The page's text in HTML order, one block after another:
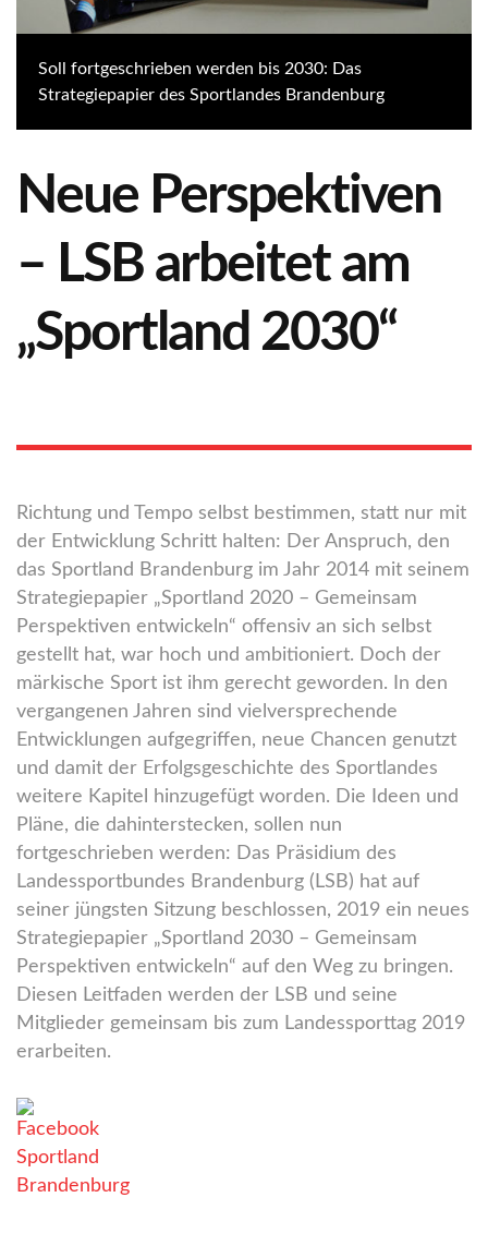
Soll fortgeschrieben werden bis 2030: Das
Strategiepapier des Sportlandes Brandenburg
Neue Perspektiven
– LSB arbeitet am
„Sportland 2030“
Richtung und Tempo selbst bestimmen, statt nur mit
der Entwicklung Schritt halten: Der Anspruch, den
das Sportland Brandenburg im Jahr 2014 mit seinem
Strategiepapier „Sportland 2020 – Gemeinsam
Perspektiven entwickeln“ offensiv an sich selbst
gestellt hat, war hoch und ambitioniert. Doch der
märkische Sport ist ihm gerecht geworden. In den
vergangenen Jahren sind vielversprechende
Entwicklungen aufgegriffen, neue Chancen genutzt
und damit der Erfolgsgeschichte des Sportlandes
weitere Kapitel hinzugefügt worden. Die Ideen und
Pläne, die dahinterstecken, sollen nun
fortgeschrieben werden: Das Präsidium des
Landessportbundes Brandenburg (LSB) hat auf
seiner jüngsten Sitzung beschlossen, 2019 ein neues
Strategiepapier „Sportland 2030 – Gemeinsam
Perspektiven entwickeln“ auf den Weg zu bringen.
Diesen Leitfaden werden der LSB und seine
Mitglieder gemeinsam bis zum Landessporttag 2019
erarbeiten.